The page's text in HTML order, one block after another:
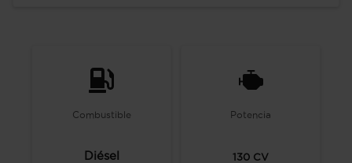
Combustible
Diésel
Potencia
130 CV